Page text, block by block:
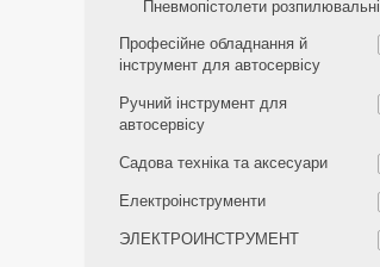
Пневмопістолети розпилювальні
Професійне обладнання й
інструмент для автосервісу
Ручний інструмент для
автосервісу
Садова техніка та аксесуари
Електроінструменти
ЭЛЕКТРОИНСТРУМЕНТ